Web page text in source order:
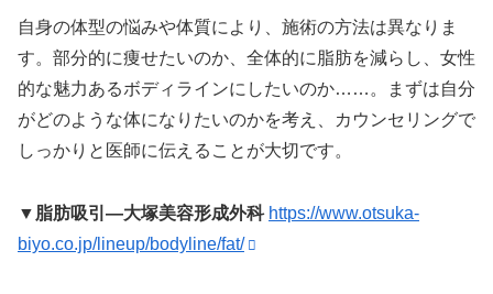
自身の体型の悩みや体質により、施術の方法は異なりま
す。部分的に痩せたいのか、全体的に脂肪を減らし、女性
的な魅力あるボディラインにしたいのか……。まずは自分
がどのような体になりたいのかを考え、カウンセリングで
しっかりと医師に伝えることが大切です。
▼ 脂肪吸引―大塚美容形成外科 https://www.otsuka-
biyo.co.jp/lineup/bodyline/fat/